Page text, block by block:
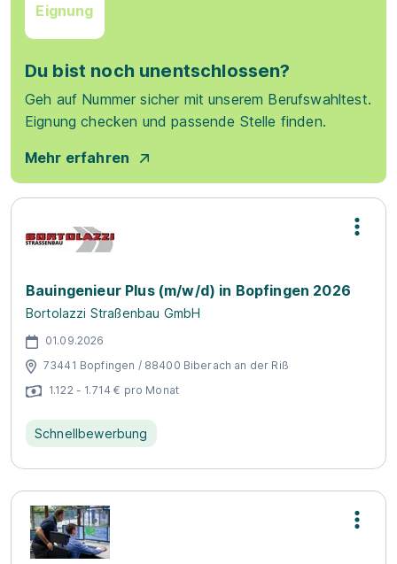
Eignung
Du bist noch unentschlossen?
Geh auf Nummer sicher mit unserem Berufswahltest.
Eignung checken und passende Stelle finden.
Mehr erfahren
Bauingenieur Plus (m/w/d) in Bopfingen 2026
Bortolazzi Straßenbau GmbH
01.09.2026
73441 Bopfingen / 88400 Biberach an der Riß
1.122 - 1.714 € pro Monat
Schnellbewerbung